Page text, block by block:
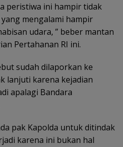
peristiwa ini hampir tidak
mengalami hampir
udara, ” beber mantan
Pertahanan RI ini.
sudah dilaporkan ke
lanjuti karena kejadian
apalagi Bandara
pak Kapolda untuk ditindak
karena ini bukan hal